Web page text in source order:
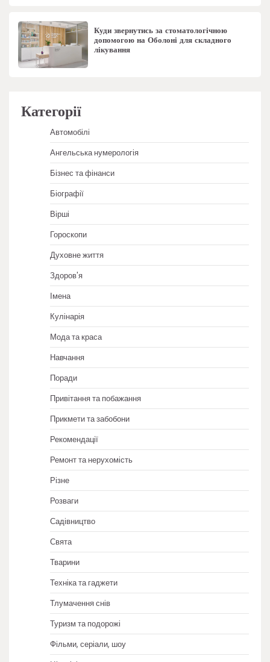
Куди звернутись за стоматологічною
допомогою на Оболоні для складного
лікування
Категорії
Автомобілі
Ангельська нумерологія
Бізнес та фінанси
Біографії
Вірші
Гороскопи
Духовне життя
Здоров'я
Імена
Кулінарія
Мода та краса
Навчання
Поради
Привітання та побажання
Прикмети та забобони
Рекомендації
Ремонт та нерухомість
Різне
Розваги
Садівництво
Свята
Тварини
Техніка та гаджети
Тлумачення снів
Туризм та подорожі
Фільми, серіали, шоу